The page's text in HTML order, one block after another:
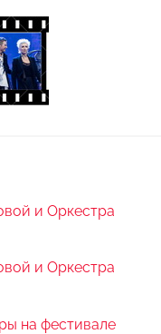
и Оркестра
и Оркестра
на фестивале